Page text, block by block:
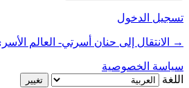
تسجيل الدخول
→ الانتقال إلى حنان أسرتي- العالم
سياسة الخصوصية
اللغة